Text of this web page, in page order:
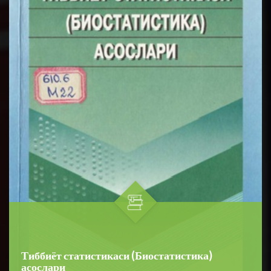
Тиббиёт статистикаси (Биостатистика)
асослари